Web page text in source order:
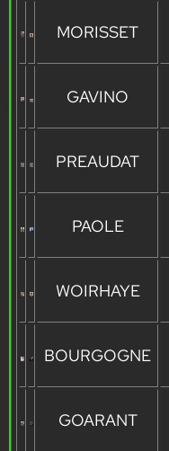
MORISSET
GAVINO
PREAUDAT
PAOLE
WOIRHAYE
BOURGOGNE
GOARANT